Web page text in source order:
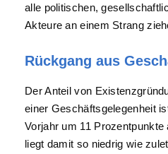
alle politischen,
Akteure an einem Strang
Rückgang aus
Der Anteil von
einer Geschäftsgelegenheit
Vorjahr um 11 Prozentpunkte
liegt damit so niedrig wie